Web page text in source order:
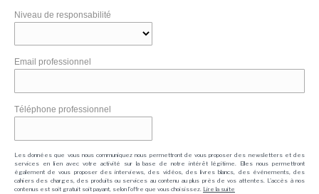
Niveau de responsabilité
Email professionnel
Téléphone professionnel
Les données que vous nous communiquez nous permettront de vous proposer des newsletters et des
services en lien avec votre activité sur la base de notre intérêt légitime. Elles nous permettront
également de vous proposer des interviews, des vidéos, des livres blancs, des événements, des
cahiers des charges, des produits ou services au contenu au plus près de vos attentes. L'accès à nos
contenus est soit gratuit soit payant, selon l'offre que vous choisissez. Lire la suite